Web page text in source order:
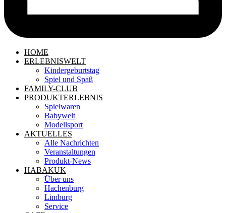
HOME
ERLEBNISWELT
Kindergeburtstag
Spiel und Spaß
FAMILY-CLUB
PRODUKTERLEBNIS
Spielwaren
Babywelt
Modellsport
AKTUELLES
Alle Nachrichten
Veranstaltungen
Produkt-News
HABAKUK
Über uns
Hachenburg
Limburg
Service